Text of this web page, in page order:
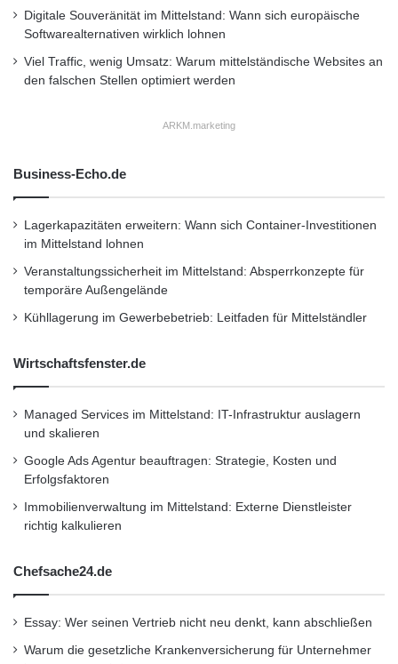
Digitale Souveränität im Mittelstand: Wann sich europäische
Softwarealternativen wirklich lohnen
Viel Traffic, wenig Umsatz: Warum mittelständische Websites an
den falschen Stellen optimiert werden
ARKM.marketing
Business-Echo.de
Lagerkapazitäten erweitern: Wann sich Container-Investitionen
im Mittelstand lohnen
Veranstaltungssicherheit im Mittelstand: Absperrkonzepte für
temporäre Außengelände
Kühllagerung im Gewerbebetrieb: Leitfaden für Mittelständler
Wirtschaftsfenster.de
Managed Services im Mittelstand: IT-Infrastruktur auslagern
und skalieren
Google Ads Agentur beauftragen: Strategie, Kosten und
Erfolgsfaktoren
Immobilienverwaltung im Mittelstand: Externe Dienstleister
richtig kalkulieren
Chefsache24.de
Essay: Wer seinen Vertrieb nicht neu denkt, kann abschließen
Warum die gesetzliche Krankenversicherung für Unternehmer